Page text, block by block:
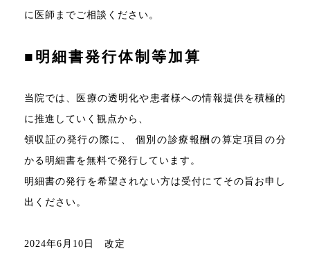
に医師までご相談ください。
■明細書発行体制等加算
当院では、医療の透明化や患者様への情報提供を積極的
に推進していく観点から、
領収証の発行の際に、 個別の診療報酬の算定項目の分
かる明細書を無料で発行しています。
明細書の発行を希望されない方は受付にてその旨お申し
出ください。
2024年6月10日 改定